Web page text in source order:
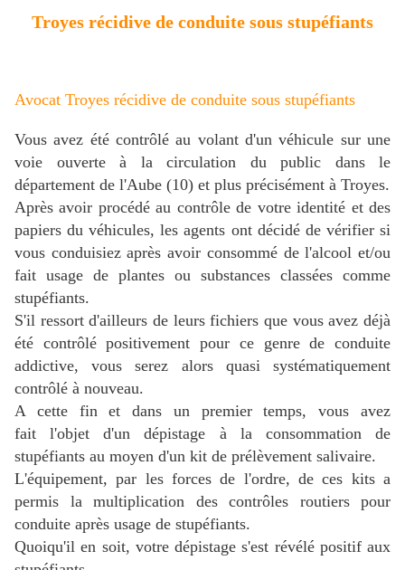
Troyes récidive de conduite sous stupéfiants
Avocat Troyes récidive de conduite sous stupéfiants
Vous avez été contrôlé au volant d'un véhicule sur une
voie ouverte à la circulation du public dans le
département de l'Aube (10) et plus précisément à Troyes.
Après avoir procédé au contrôle de votre identité et des
papiers du véhicules, les agents ont décidé de vérifier si
vous conduisiez après avoir consommé de l'alcool et/ou
fait usage de plantes ou substances classées comme
stupéfiants.
S'il ressort d'ailleurs de leurs fichiers que vous avez déjà
été contrôlé positivement pour ce genre de conduite
addictive, vous serez alors quasi systématiquement
contrôlé à nouveau.
A cette fin et dans un premier temps, vous avez
fait l'objet d'un dépistage à la consommation de
stupéfiants au moyen d'un kit de prélèvement salivaire.
L'équipement, par les forces de l'ordre, de ces kits a
permis la multiplication des contrôles routiers pour
conduite après usage de stupéfiants.
Quoiqu'il en soit, votre dépistage s'est révélé positif aux